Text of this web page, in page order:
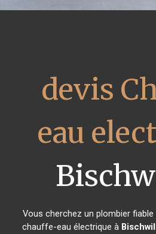
devis
eau
Vous cherchez un plombier
chauffe-eau électrique à